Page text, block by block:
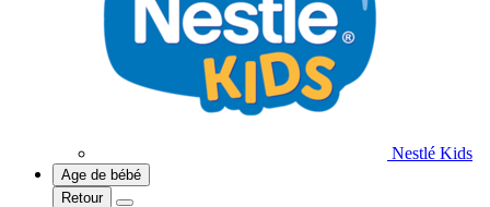
Nestlé Kids
Age de bébé
Retour